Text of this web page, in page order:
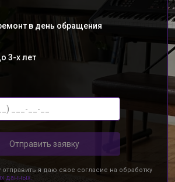
в день обращения
3-х лет
Отправить заявку
я даю свое согласие на обработку
данных.